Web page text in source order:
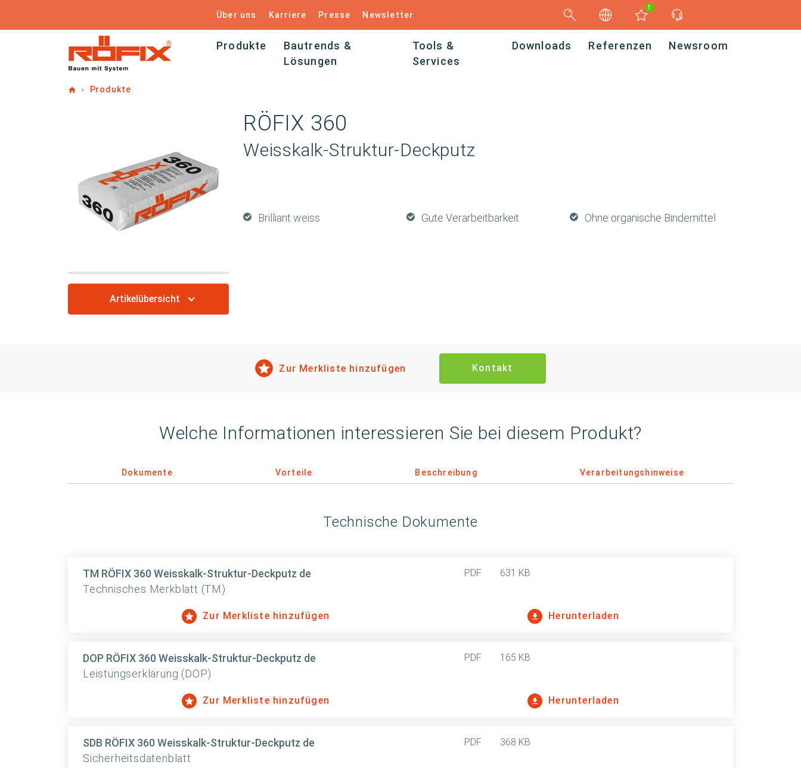
Über uns Karriere Presse Newsletter
1
Produkte
Bautrends &
Lösungen
Tools &
Services
Downloads Referenzen Newsroom
HomeProdukte
RÖFIX 360
Weisskalk-Struktur-Deckputz
Brilliant weiss Gute Verarbeitbarkeit Ohne organische Bindemittel
Artikelübersicht
Zur Merkliste hinzufügen Kontakt
Welche Informationen interessieren Sie bei diesem Produkt?
Dokumente Vorteile Beschreibung Verarbeitungshinweise
Technische Dokumente
TM RÖFIX 360 Weisskalk-Struktur-Deckputz de
Technisches Merkblatt (TM)
PDF 631 KB
Zur Merkliste hinzufügen Herunterladen
DOP RÖFIX 360 Weisskalk-Struktur-Deckputz de
Leistungserklärung (DOP)
PDF 165 KB
Zur Merkliste hinzufügen Herunterladen
SDB RÖFIX 360 Weisskalk-Struktur-Deckputz de
Sicherheitsdatenblatt
PDF 368 KB